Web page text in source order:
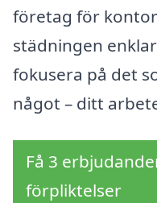
företag för
städningen
fokusera på det
något – ditt
Få 3
förpliktelser